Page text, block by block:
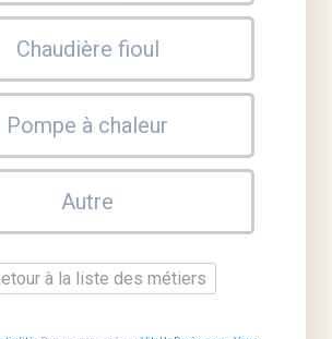
Chaudière fioul
Pompe à chaleur
Autre
à la liste des métiers